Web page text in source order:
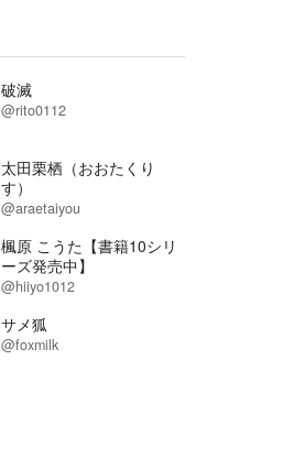
破滅
@rito0112
太田栗栖（おおたくり
す）
@araetaiyou
楓原 こうた【書籍10シリ
ーズ発売中】
@hiiyo1012
サメ狐
@foxmilk